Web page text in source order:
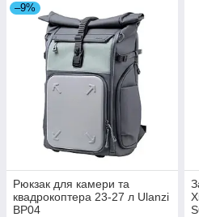
–9%
Рюкзак для камери та
квадрокоптера 23-27 л Ulanzi
BP04